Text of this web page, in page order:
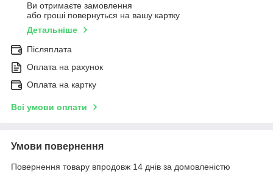
Ви отримаєте замовлення
або гроші повернуться на вашу картку
Детальніше
Післяплата
Оплата на рахунок
Оплата на картку
Всі умови оплати
Умови повернення
Повернення товару впродовж 14 днів за домовленістю